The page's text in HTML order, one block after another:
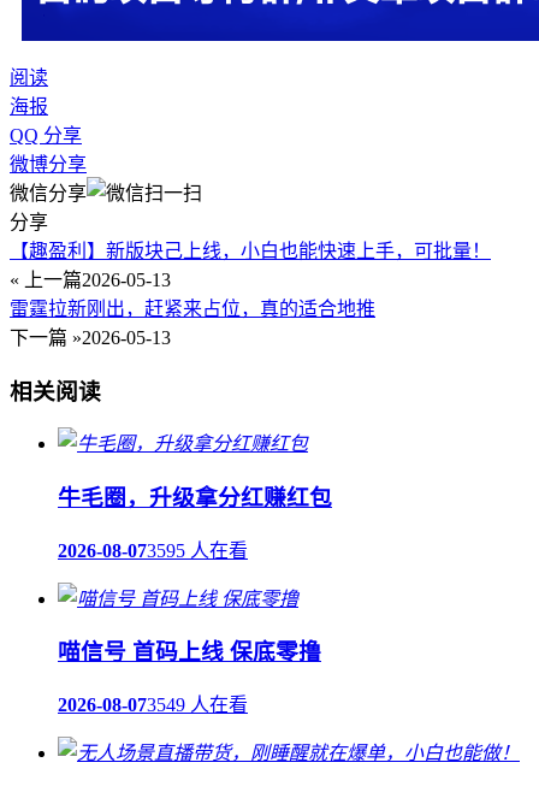
阅读
海报
QQ 分享
微博分享
微信分享
分享
【趣盈利】新版块己上线，小白也能快速上手，可批量！
« 上一篇2026-05-13
雷霆拉新刚出，赶紧来占位，真的适合地推
下一篇 »2026-05-13
相关阅读
牛毛圈，升级拿分红赚红包
2026-08-073595 人在看
喵信号 首码上线 保底零撸
2026-08-073549 人在看